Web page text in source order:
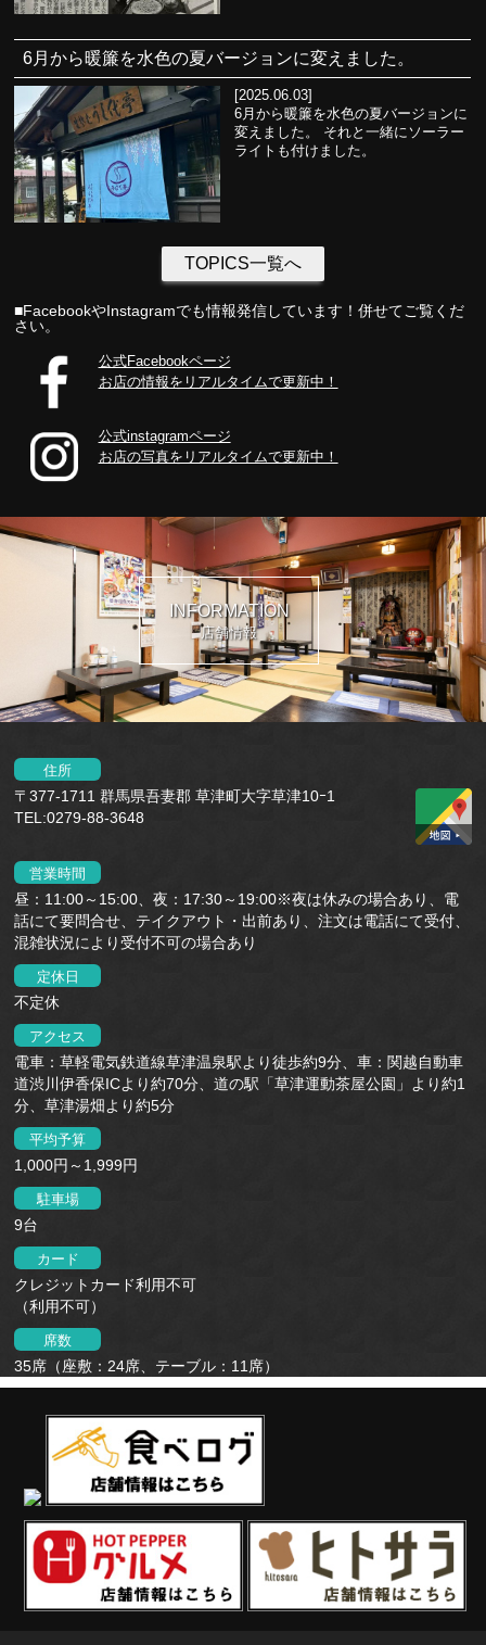
6月から暖簾を水色の夏バージョンに変えました。
[2025.06.03]
6月から暖簾を水色の夏バージョンに
変えました。 それと一緒にソーラー
ライトも付けました。
TOPICS一覧へ
■FacebookやInstagramでも情報発信しています！併せてご覧くだ
さい。
公式Facebookページ
お店の情報をリアルタイムで更新中！
公式instagramページ
お店の写真をリアルタイムで更新中！
INFORMATION
店舗情報
住所
〒377-1711 群馬県吾妻郡 草津町大字草津10ｰ1
TEL:0279-88-3648
営業時間
昼：11:00～15:00、夜：17:30～19:00※夜は休みの場合あり、電
話にて要問合せ、テイクアウト・出前あり、注文は電話にて受付、
混雑状況により受付不可の場合あり
定休日
不定休
アクセス
電車：草軽電気鉄道線草津温泉駅より徒歩約9分、車：関越自動車
道渋川伊香保ICより約70分、道の駅「草津運動茶屋公園」より約1
分、草津湯畑より約5分
平均予算
1,000円～1,999円
駐車場
9台
カード
クレジットカード利用不可
（利用不可）
席数
35席（座敷：24席、テーブル：11席）